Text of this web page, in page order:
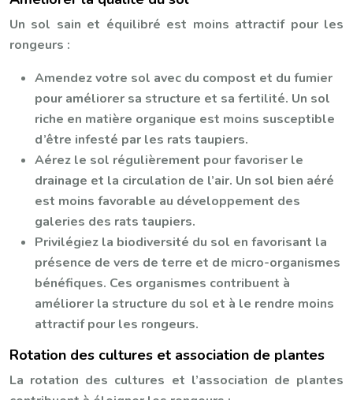
Un sol sain et équilibré est moins attractif pour les
rongeurs :
Amendez votre sol avec du compost et du fumier
pour améliorer sa structure et sa fertilité. Un sol
riche en matière organique est moins susceptible
d’être infesté par les rats taupiers.
Aérez le sol régulièrement pour favoriser le
drainage et la circulation de l’air. Un sol bien aéré
est moins favorable au développement des
galeries des rats taupiers.
Privilégiez la biodiversité du sol en favorisant la
présence de vers de terre et de micro-organismes
bénéfiques. Ces organismes contribuent à
améliorer la structure du sol et à le rendre moins
attractif pour les rongeurs.
Rotation des cultures et association de plantes
La rotation des cultures et l’association de plantes